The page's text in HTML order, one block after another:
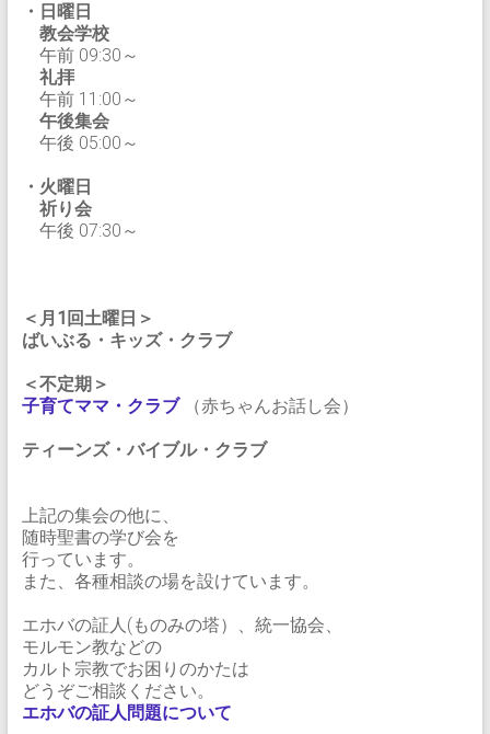
・日曜日
教会学校
午前 09:30～
礼拝
午前 11:00～
午後集会
午後 05:00～
・火曜日
祈り会
午後 07:30～
＜月1回土曜日＞
ばいぶる・キッズ・クラブ
＜不定期＞
子育てママ・クラブ（赤ちゃんお話し会）
ティーンズ・バイブル・クラブ
上記の集会の他に、
随時聖書の学び会を
行っています。
また、各種相談の場を設けています。
エホバの証人(ものみの塔）、統一協会、
モルモン教などの
カルト宗教でお困りのかたは
どうぞご相談ください。
エホバの証人問題について